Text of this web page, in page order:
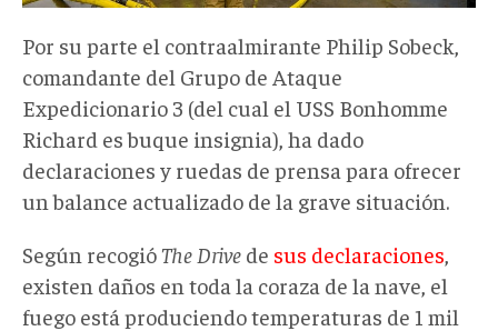
Por su parte el contraalmirante Philip Sobeck,
comandante del Grupo de Ataque
Expedicionario 3 (del cual el USS Bonhomme
Richard es buque insignia), ha dado
declaraciones y ruedas de prensa para ofrecer
un balance actualizado de la grave situación.
Según recogió The Drive de sus declaraciones
existen daños en toda la coraza de la nave, el
fuego está produciendo temperaturas de 1 mil